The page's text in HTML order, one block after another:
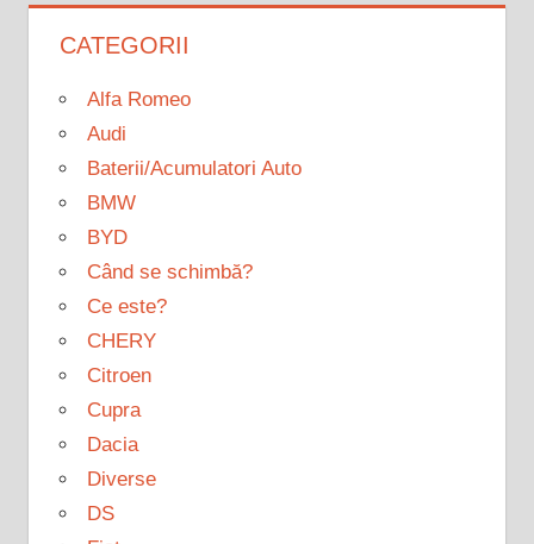
CATEGORII
Alfa Romeo
Audi
Baterii/Acumulatori Auto
BMW
BYD
Când se schimbă?
Ce este?
CHERY
Citroen
Cupra
Dacia
Diverse
DS